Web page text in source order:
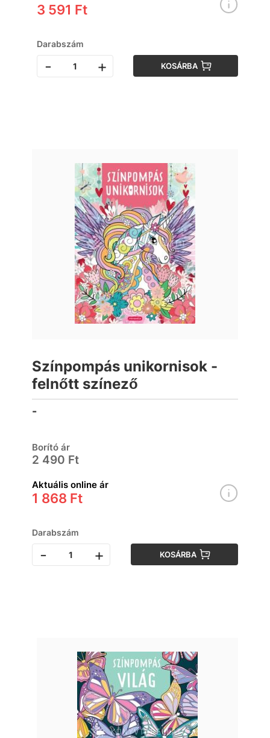
3 591 Ft
Darabszám
- + KOSÁRBA
Színpompás unikornisok -
felnőtt színező
-
Borító ár
2 490 Ft
Aktuális online ár
1 868 Ft
Darabszám
- + KOSÁRBA